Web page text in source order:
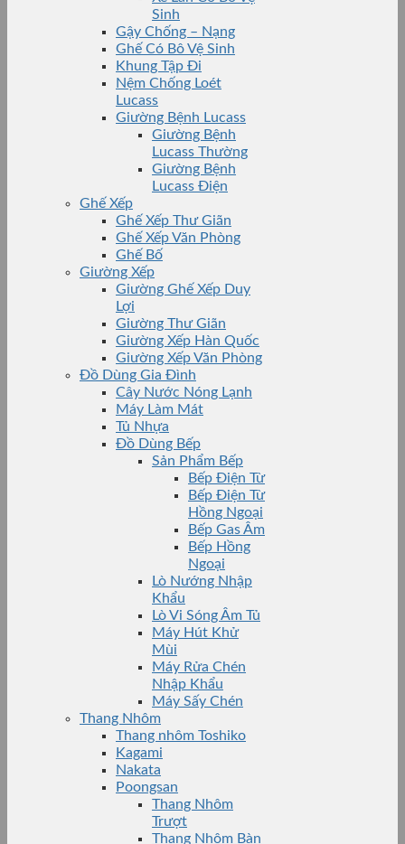
Sinh
Gậy Chống – Nạng
Ghế Có Bô Vệ Sinh
Khung Tập Đi
Nệm Chống Loét
Lucass
Giường Bệnh Lucass
Giường Bệnh
Lucass Thường
Giường Bệnh
Lucass Điện
Ghế Xếp
Ghế Xếp Thư Giãn
Ghế Xếp Văn Phòng
Ghế Bố
Giường Xếp
Giường Ghế Xếp Duy
Lợi
Giường Thư Giãn
Giường Xếp Hàn Quốc
Giường Xếp Văn Phòng
Đồ Dùng Gia Đình
Cây Nước Nóng Lạnh
Máy Làm Mát
Tủ Nhựa
Đồ Dùng Bếp
Sản Phẩm Bếp
Bếp Điện Từ
Bếp Điện Từ
Hồng Ngoại
Bếp Gas Âm
Bếp Hồng
Ngoại
Lò Nướng Nhập
Khẩu
Lò Vi Sóng Âm Tủ
Máy Hút Khử
Mùi
Máy Rửa Chén
Nhập Khẩu
Máy Sấy Chén
Thang Nhôm
Thang nhôm Toshiko
Kagami
Nakata
Poongsan
Thang Nhôm
Trượt
Thang Nhôm Bàn